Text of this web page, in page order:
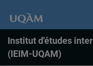
Institut d'études
(IEIM-UQAM)